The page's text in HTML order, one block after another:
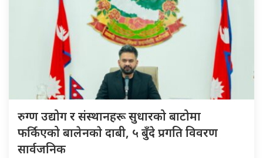
रुग्ण उद्योग र संस्थानहरू सुधारको बाटोमा
फर्किएको बालेनकाे दाबी, ५ बुँदे प्रगति विवरण
सार्वजनिक